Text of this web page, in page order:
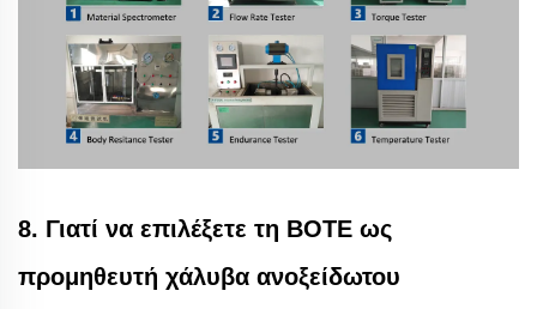
8. Γιατί να επιλέξετε τη BOTE ως
προμηθευτή χάλυβα ανοξείδωτου